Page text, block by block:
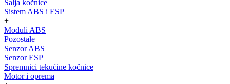
Salja kočnice
Sistem ABS i ESP
+
Moduli ABS
Pozostałe
Senzor ABS
Senzor ESP
Spremnici tekućine kočnice
Motor i oprema